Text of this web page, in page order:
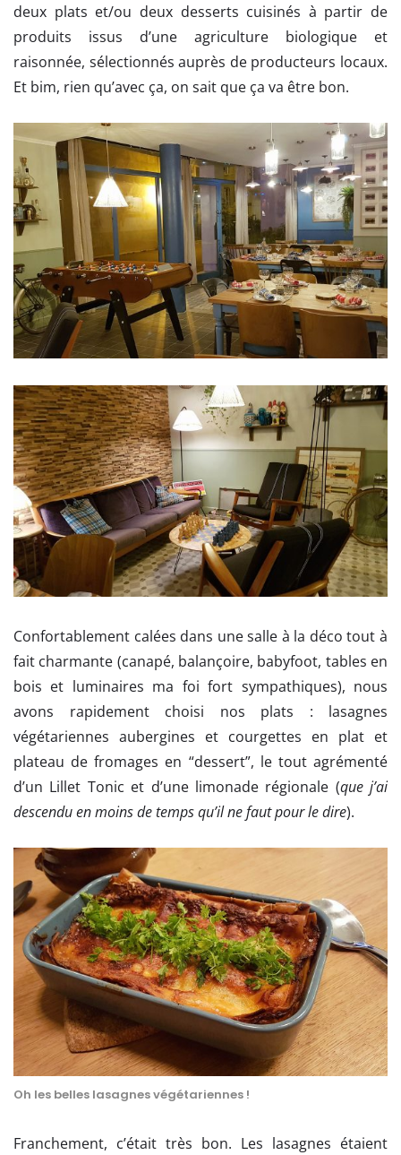
deux plats et/ou deux desserts cuisinés à partir de
produits issus d’une agriculture biologique et
raisonnée, sélectionnés auprès de producteurs locaux.
Et bim, rien qu’avec ça, on sait que ça va être bon.
Confortablement calées dans une salle à la déco tout à
fait charmante (canapé, balançoire, babyfoot, tables en
bois et luminaires ma foi fort sympathiques), nous
avons rapidement choisi nos plats : lasagnes
végétariennes aubergines et courgettes en plat et
plateau de fromages en “dessert”, le tout agrémenté
d’un Lillet Tonic et d’une limonade régionale (que j’ai
descendu en moins de temps qu’il ne faut pour le dire).
Oh les belles lasagnes végétariennes !
Franchement, c’était très bon. Les lasagnes étaient